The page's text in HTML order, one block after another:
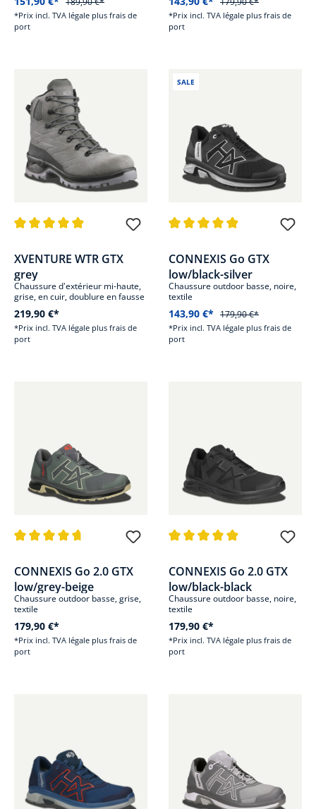
*Prix incl. TVA légale plus frais de
port
*Prix incl. TVA légale plus frais de
port
XVENTURE WTR GTX
grey
Chaussure d'extérieur mi-haute,
grise, en cuir, doublure en fausse
219,90 €*
*Prix incl. TVA légale plus frais de
port
SALE
CONNEXIS Go GTX
low/black-silver
Chaussure outdoor basse, noire,
textile
143,90 €* 179,90 €*
*Prix incl. TVA légale plus frais de
port
CONNEXIS Go 2.0 GTX
low/grey-beige
Chaussure outdoor basse, grise,
textile
179,90 €*
*Prix incl. TVA légale plus frais de
port
CONNEXIS Go 2.0 GTX
low/black-black
Chaussure outdoor basse, noire,
textile
179,90 €*
*Prix incl. TVA légale plus frais de
port